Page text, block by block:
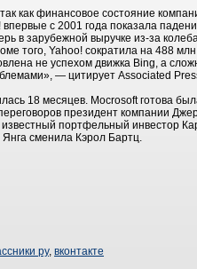
как финансовое состояние
с 2001 года показала
в зарубежной выручке из-за
того, Yahoo! сократила на 488
не успехом движка Bing, а
— цитирует Associated
18 месяцев. Mocrosoft готова
президент компании
портфельный инвестор
Янга сменила Кэрол Бартц.
ру, вконтакте